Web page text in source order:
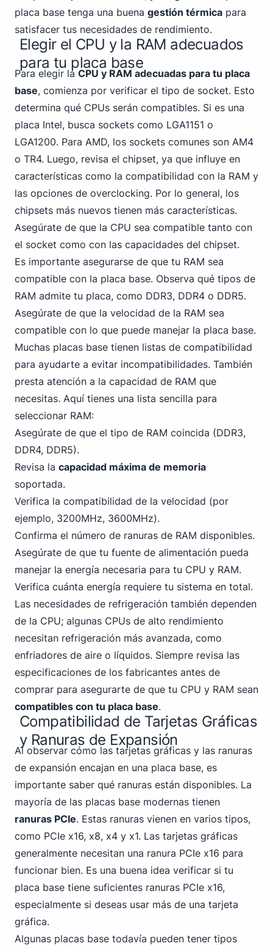
placa base tenga una buena gestión térmica para
satisfacer tus necesidades de rendimiento.
Elegir el CPU y la RAM adecuados
para tu placa base
Para elegir la CPU y RAM adecuadas para tu placa
base, comienza por verificar el tipo de socket. Esto
determina qué CPUs serán compatibles. Si es una
placa Intel, busca sockets como LGA1151 o
LGA1200. Para AMD, los sockets comunes son AM4
o TR4. Luego, revisa el chipset, ya que influye en
características como la compatibilidad con la RAM y
las opciones de overclocking. Por lo general, los
chipsets más nuevos tienen más características.
Asegúrate de que la CPU sea compatible tanto con
el socket como con las capacidades del chipset.
Es importante asegurarse de que tu RAM sea
compatible con la placa base. Observa qué tipos de
RAM admite tu placa, como DDR3, DDR4 o DDR5.
Asegúrate de que la velocidad de la RAM sea
compatible con lo que puede manejar la placa base.
Muchas placas base tienen listas de compatibilidad
para ayudarte a evitar incompatibilidades. También
presta atención a la capacidad de RAM que
necesitas. Aquí tienes una lista sencilla para
seleccionar RAM:
Asegúrate de que el tipo de RAM coincida (DDR3,
DDR4, DDR5).
Revisa la capacidad máxima de memoria
soportada.
Verifica la compatibilidad de la velocidad (por
ejemplo, 3200MHz, 3600MHz).
Confirma el número de ranuras de RAM disponibles.
Asegúrate de que tu fuente de alimentación pueda
manejar la energía necesaria para tu CPU y RAM.
Verifica cuánta energía requiere tu sistema en total.
Las necesidades de refrigeración también dependen
de la CPU; algunas CPUs de alto rendimiento
necesitan refrigeración más avanzada, como
enfriadores de aire o líquidos. Siempre revisa las
especificaciones de los fabricantes antes de
comprar para asegurarte de que tu CPU y RAM sean
compatibles con tu placa base.
Compatibilidad de Tarjetas Gráficas
y Ranuras de Expansión
Al observar cómo las tarjetas gráficas y las ranuras
de expansión encajan en una placa base, es
importante saber qué ranuras están disponibles. La
mayoría de las placas base modernas tienen
ranuras PCIe. Estas ranuras vienen en varios tipos,
como PCIe x16, x8, x4 y x1. Las tarjetas gráficas
generalmente necesitan una ranura PCIe x16 para
funcionar bien. Es una buena idea verificar si tu
placa base tiene suficientes ranuras PCIe x16,
especialmente si deseas usar más de una tarjeta
gráfica.
Algunas placas base todavía pueden tener tipos